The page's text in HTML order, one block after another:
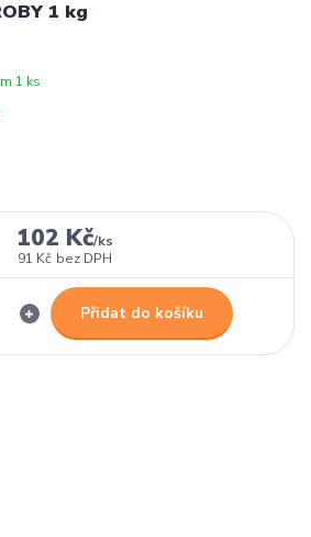
1 kg
1 ks
102 Kč/ks
91 Kč bez DPH
Přidat do košíku